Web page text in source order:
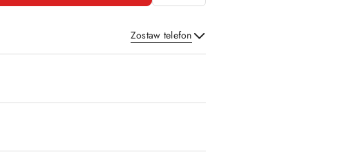
Zostaw telefon
Wyślij